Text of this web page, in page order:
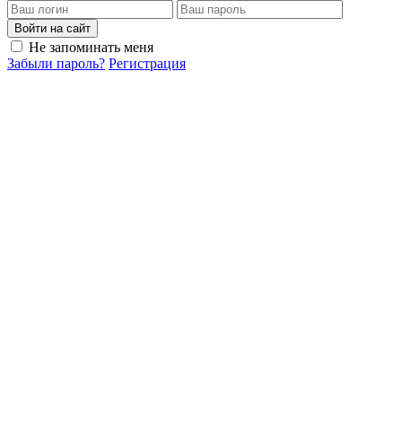
Войти на сайт
Не запоминать меня
Забыли пароль? Регистрация